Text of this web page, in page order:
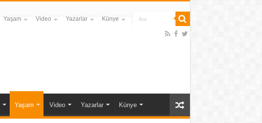
Yaşam Video Yazarlar Künye
Yaşam Video Yazarlar Künye